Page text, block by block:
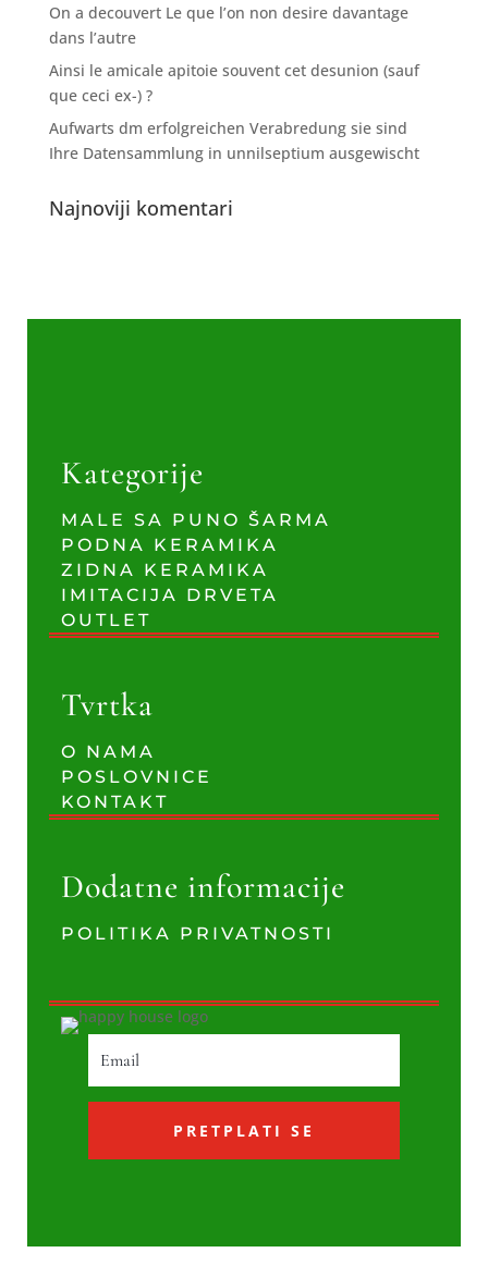
On a decouvert Le que l’on non desire davantage
dans l’autre
Ainsi le amicale apitoie souvent cet desunion (sauf
que ceci ex-) ?
Aufwarts dm erfolgreichen Verabredung sie sind
Ihre Datensammlung in unnilseptium ausgewischt
Najnoviji komentari
Kategorije
MALE SA PUNO ŠARMA
PODNA KERAMIKA
ZIDNA KERAMIKA
IMITACIJA DRVETA
OUTLET
Tvrtka
O NAMA
POSLOVNICE
KONTAKT
Dodatne informacije
POLITIKA PRIVATNOSTI
PRETPLATI SE